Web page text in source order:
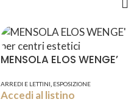
MENSOLA ELOS WENGE’
ARREDI E LETTINI ESPOSIZIONE
Accedi al listino